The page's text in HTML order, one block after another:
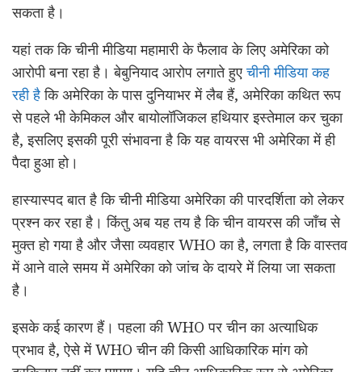
सकता है।
यहां तक कि चीनी मीडिया महामारी के फैलाव के लिए अमेरिका को
आरोपी बना रहा है। बेबुनियाद आरोप लगाते हुएचीनी मीडिया कह
रही हैकि अमेरिका के पास दुनियाभर में लैब हैं, अमेरिका कथित रूप
से पहले भी केमिकल और बायोलॉजिकल हथियार इस्तेमाल कर चुका
है, इसलिए इसकी पूरी संभावना है कि यह वायरस भी अमेरिका में ही
पैदा हुआ हो।
हास्यास्पद बात है कि चीनी मीडिया अमेरिका की पारदर्शिता को लेकर
प्रश्न कर रहा है। किंतु अब यह तय है कि चीन वायरस की जाँच से
मुक्त हो गया है और जैसा व्यवहार WHO का है, लगता है कि वास्तव
में आने वाले समय में अमेरिका को जांच के दायरे में लिया जा सकता
है।
इसके कई कारण हैं। पहला की WHO पर चीन का अत्याधिक
प्रभाव है, ऐसे में WHO चीन की किसी आधिकारिक मांग को